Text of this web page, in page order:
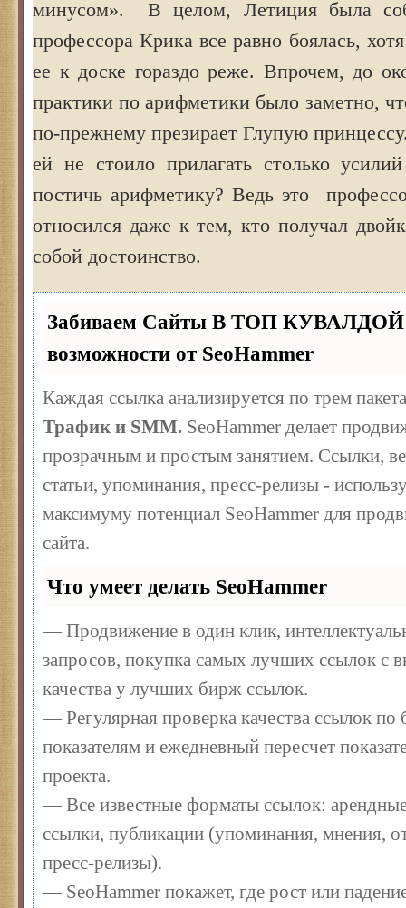
минусом». В целом, Летиция была
профессора Крика все равно боялась,
ее к доске гораздо реже. Впрочем, до
практики по арифметики было заметно,
по-прежнему презирает Глупую
ей не стоило прилагать столько
постичь арифметику? Ведь это
относился даже к тем, кто получал
собой достоинство.
Забиваем Сайты В ТОП КУВАЛДОЙ
возможности от SeoHammer
Каждая ссылка анализируется по трем
Трафик и SMM. SeoHammer делает
прозрачным и простым занятием. Ссылки,
статьи, упоминания, пресс-релизы -
максимуму потенциал SeoHammer для
сайта.
Что умеет делать SeoHammer
— Продвижение в один клик,
запросов, покупка самых лучших ссылок с
качества у лучших бирж ссылок.
— Регулярная проверка качества ссылок по
показателям и ежедневный пересчет
проекта.
— Все известные форматы ссылок:
ссылки, публикации (упоминания, мнения,
пресс-релизы).
— SeoHammer покажет, где рост или